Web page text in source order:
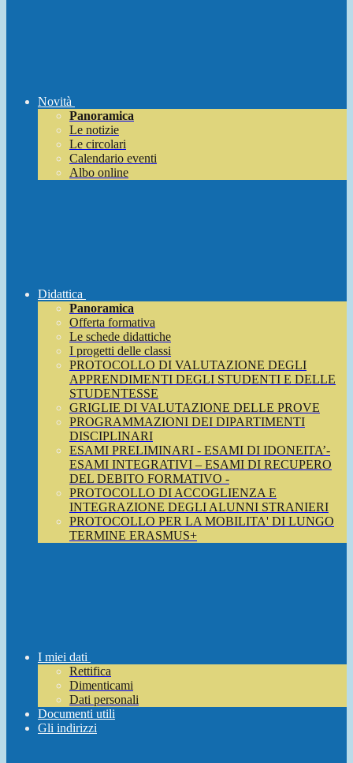
Novità
Panoramica
Le notizie
Le circolari
Calendario eventi
Albo online
Didattica
Panoramica
Offerta formativa
Le schede didattiche
I progetti delle classi
PROTOCOLLO DI VALUTAZIONE DEGLI
APPRENDIMENTI DEGLI STUDENTI E DELLE
STUDENTESSE
GRIGLIE DI VALUTAZIONE DELLE PROVE
PROGRAMMAZIONI DEI DIPARTIMENTI
DISCIPLINARI
ESAMI PRELIMINARI - ESAMI DI IDONEITA’-
ESAMI INTEGRATIVI – ESAMI DI RECUPERO
DEL DEBITO FORMATIVO -
PROTOCOLLO DI ACCOGLIENZA E
INTEGRAZIONE DEGLI ALUNNI STRANIERI
PROTOCOLLO PER LA MOBILITA' DI LUNGO
TERMINE ERASMUS+
I miei dati
Rettifica
Dimenticami
Dati personali
Documenti utili
Gli indirizzi